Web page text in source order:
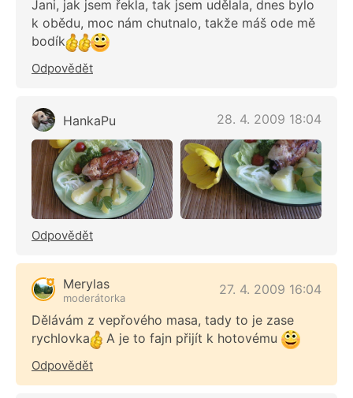
Jani, jak jsem řekla, tak jsem udělala, dnes bylo
k obědu, moc nám chutnalo, takže máš ode mě
bodík
Odpovědět
HankaPu 28. 4. 2009 18:04
Odpovědět
Merylas
moderátorka
27. 4. 2009 16:04
Dělávám z vepřového masa, tady to je zase
rychlovka
A je to fajn přijít k hotovému
Odpovědět